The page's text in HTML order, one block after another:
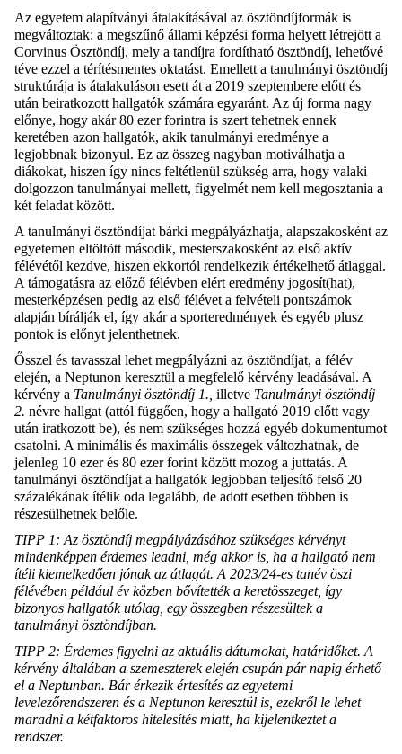
Az egyetem alapítványi átalakításával az ösztöndíjformák is
megváltoztak: a megszűnő állami képzési forma helyett létrejött a
Corvinus Ösztöndíj, mely a tandíjra fordítható ösztöndíj, lehetővé
téve ezzel a térítésmentes oktatást. Emellett a tanulmányi ösztöndíj
struktúrája is átalakuláson esett át a 2019 szeptembere előtt és
után beiratkozott hallgatók számára egyaránt. Az új forma nagy
előnye, hogy akár 80 ezer forintra is szert tehetnek ennek
keretében azon hallgatók, akik tanulmányi eredménye a
legjobbnak bizonyul. Ez az összeg nagyban motiválhatja a
diákokat, hiszen így nincs feltétlenül szükség arra, hogy valaki
dolgozzon tanulmányai mellett, figyelmét nem kell megosztania a
két feladat között.
A tanulmányi ösztöndíjat bárki megpályázhatja, alapszakosként az
egyetemen eltöltött második, mesterszakosként az első aktív
félévétől kezdve, hiszen ekkortól rendelkezik értékelhető átlaggal.
A támogatásra az előző félévben elért eredmény jogosít(hat),
mesterképzésen pedig az első félévet a felvételi pontszámok
alapján bírálják el, így akár a sporteredmények és egyéb plusz
pontok is előnyt jelenthetnek.
Ősszel és tavasszal lehet megpályázni az ösztöndíjat, a félév
elején, a Neptunon keresztül a megfelelő kérvény leadásával. A
kérvény a Tanulmányi ösztöndíj 1., illetve Tanulmányi ösztöndíj
2. névre hallgat (attól függően, hogy a hallgató 2019 előtt vagy
után iratkozott be), és nem szükséges hozzá egyéb dokumentumot
csatolni. A minimális és maximális összegek változhatnak, de
jelenleg 10 ezer és 80 ezer forint között mozog a juttatás. A
tanulmányi ösztöndíjat a hallgatók legjobban teljesítő felső 20
százalékának ítélik oda legalább, de adott esetben többen is
részesülhetnek belőle.
TIPP 1: Az ösztöndíj megpályázásához szükséges kérvényt
mindenképpen érdemes leadni, még akkor is, ha a hallgató nem
ítéli kiemelkedően jónak az átlagát. A 2023/24-es tanév öszi
félévében például év közben bővítették a keretösszeget, így
bizonyos hallgatók utólag, egy összegben részesültek a
tanulmányi ösztöndíjban.
TIPP 2: Érdemes figyelni az aktuális dátumokat, határidőket. A
kérvény általában a szemeszterek elején csupán pár napig érhető
el a Neptunban. Bár érkezik értesítés az egyetemi
levelezőrendszeren és a Neptunon keresztül is, ezekről le lehet
maradni a kétfaktoros hitelesítés miatt, ha kijelentkeztet a
rendszer.